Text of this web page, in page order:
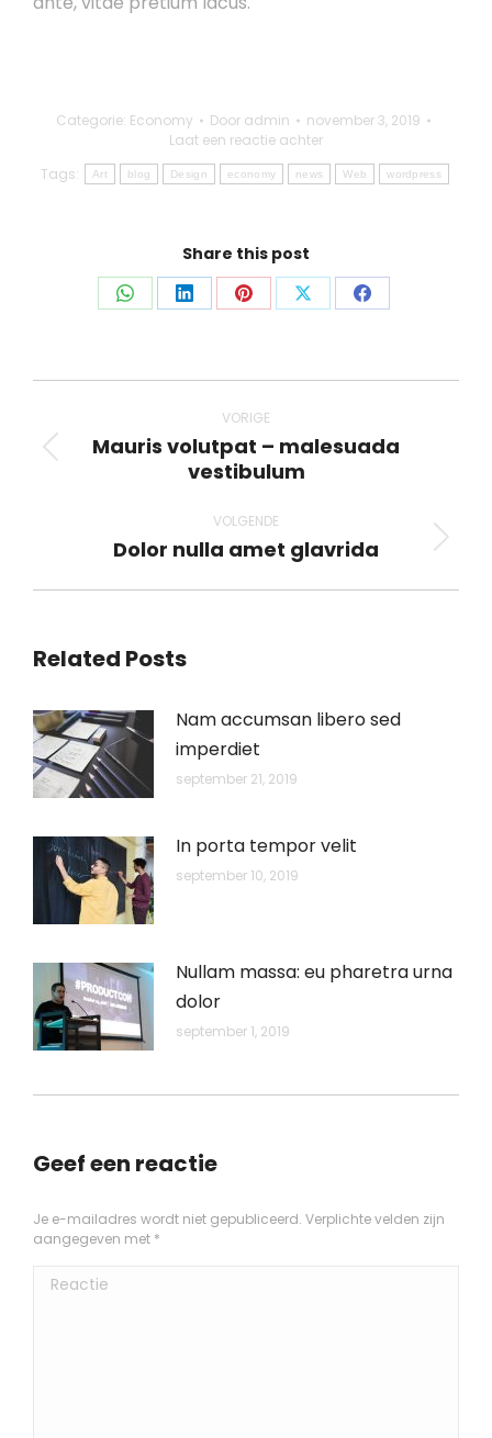
Categorie: Economy Door admin
november 3, 2019
Laat een reactie achter
Tags:
Art blog Design economy news Web wordpress
Share this post
Deel
Deel
Deel
Deel
Deel
Bericht
navigatie
VORIGE
Vorig
Mauris volutpat – malesuada
vestibulum
VOLGENDE
Volgend
Dolor nulla amet glavrida
Related Posts
Nam accumsan libero sed
imperdiet
september 21, 2019
In porta tempor velit
september 10, 2019
Nullam massa: eu pharetra urna
dolor
september 1, 2019
Geef een reactie
Je e-mailadres wordt niet gepubliceerd. Verplichte velden zijn
aangegeven met *
Reactie